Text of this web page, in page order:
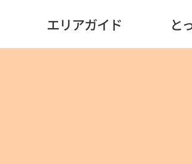
エリアガイド と